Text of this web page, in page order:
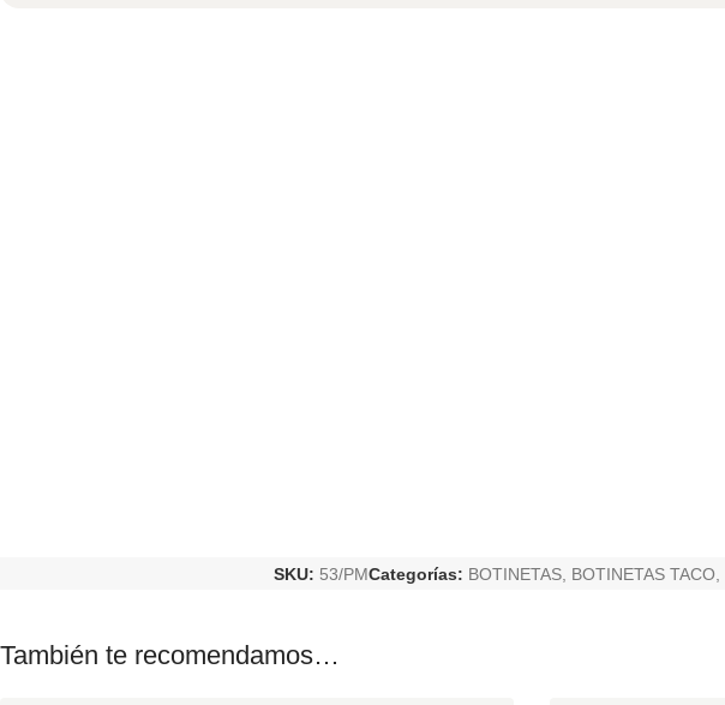
SKU: 53/PMCategorías: BOTINETAS, BOTINETAS TACO
También te recomendamos…